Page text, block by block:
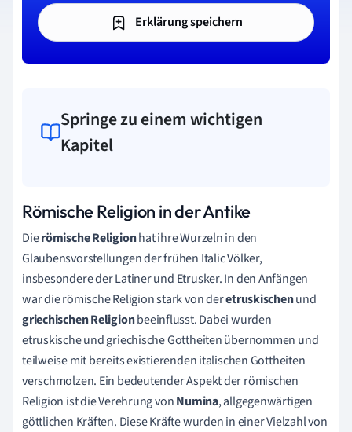
Erklärung speichern
Springe zu einem wichtigen
Kapitel
Römische Religion in der Antike
Dierömische Religionhat ihre Wurzeln in den
Glaubensvorstellungen der frühen Italic Völker,
insbesondere der Latiner und Etrusker. In den Anfängen
war die römische Religion stark von deretruskischenund
griechischen Religionbeeinflusst. Dabei wurden
etruskische und griechische Gottheiten übernommen und
teilweise mit bereits existierenden italischen Gottheiten
verschmolzen. Ein bedeutender Aspekt der römischen
Religion ist die Verehrung vonNumina, allgegenwärtigen
göttlichen Kräften. Diese Kräfte wurden in einer Vielzahl von